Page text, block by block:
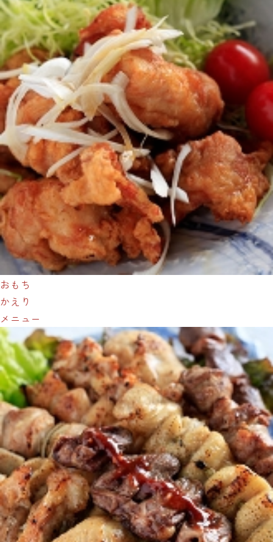
おもち
かえり
メニュー
【火水木】
（昼）11:00～14:30（夜）16:30～20:30
※オーダーストップ（昼）14：00（夜）20:00
【金土日祝：】
（昼）11:00～14:30（夜）16:30～21:30
※オーダーストップ（昼）14：00（夜）21:00
定休日
毎週月曜日
骨付鳥パチャマンカ
倉敷連島店